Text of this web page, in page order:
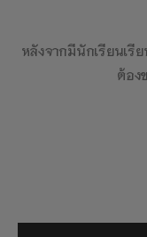
หลังจากมีนักเรียนเรี
ต้อง